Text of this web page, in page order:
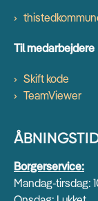
Til medarbejdere
Skift kode
TeamViewer
Borgerservice:
Mandag-tirsdag: